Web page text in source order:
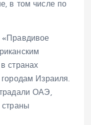
в том числе по
«Правдивое
странах
Израиля.
ОАЭ,